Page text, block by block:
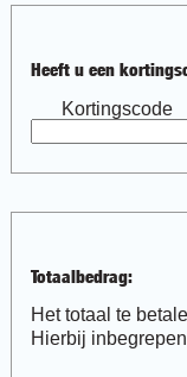
Heeft u een
Kortingscode
Totaalbedrag:
Het totaal te
Hierbij